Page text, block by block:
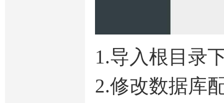
1.导入根目录
2.修改数据库